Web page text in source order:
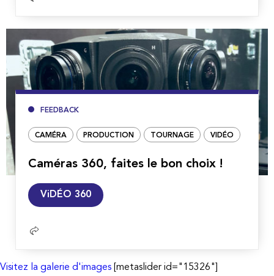
FEEDBACK
CAMÉRA PRODUCTION TOURNAGE VIDÉO
Caméras 360, faites le bon choix !
ViDÉO 360
Visitez la galerie d'images [metaslider id="15326"]